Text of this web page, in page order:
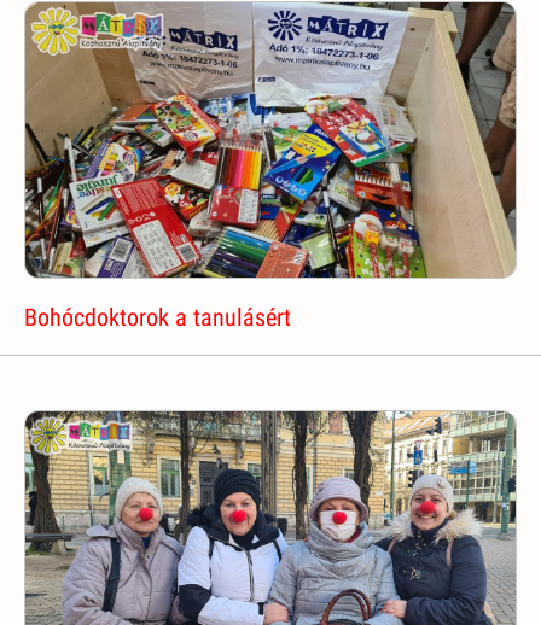
Bohócdoktorok a tanulásért